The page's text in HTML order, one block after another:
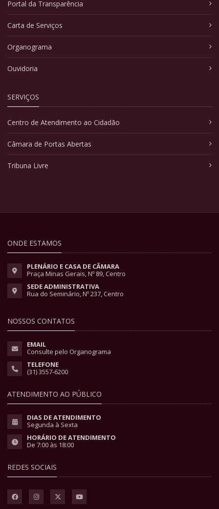
Portal da Transparência
Carta de Serviços
Organograma
Ouvidoria
SERVIÇOS
Centro de Atendimento ao Cidadão
Câmara de Portas Abertas
Tribuna Livre
ONDE ESTAMOS
PLENÁRIO E CASA DE CÂMARA
Praça Minas Gerais, Nº 89, Centro
SEDE ADMINISTRATIVA
Rua do Seminário, Nº 237, Centro
NOSSOS CONTATOS
EMAIL
Consulte pelo Organograma
TELEFONE
(31) 3557-6200
ATENDIMENTO AO PÚBLICO
DIAS DE ATENDIMENTO
Segunda à Sexta
HORÁRIO DE ATENDIMENTO
De 7:00 às 18:00
REDES SOCIAIS